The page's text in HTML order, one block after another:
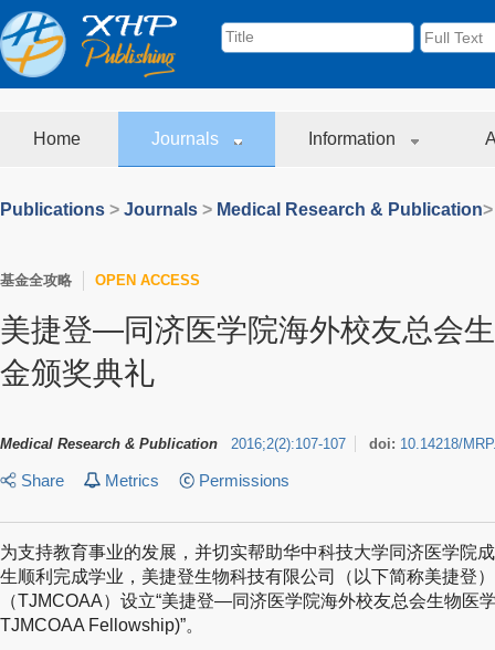
Home Journals Information
Publications > Journals > Medical Research & Publication
基金全攻略 OPEN ACCESS
美捷登—同济医学院海外校友总会
金颁奖典礼
Medical Research & Publication 2016;2(2):107-107 doi: 10.14218/
Share Metrics Permissions
为支持教育事业的发展，并切实帮助华中科技大学同济医学院
生顺利完成学业，美捷登生物科技有限公司（以下简称美捷登
（TJMCOAA）设立“美捷登—同济医学院海外校友总会生物医
TJMCOAA Fellowship)”。